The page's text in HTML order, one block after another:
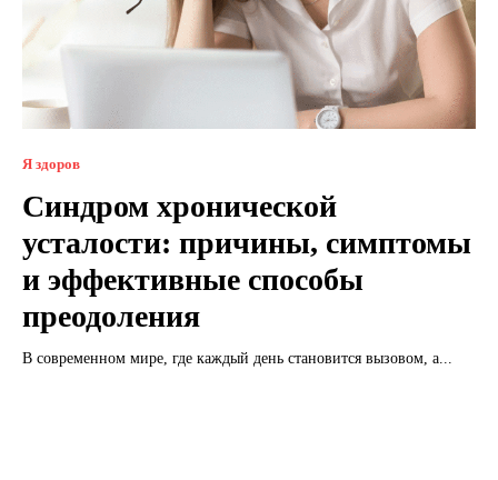
Я здоров
Синдром хронической
усталости: причины, симптомы
и эффективные способы
преодоления
В современном мире, где каждый день становится вызовом, а...